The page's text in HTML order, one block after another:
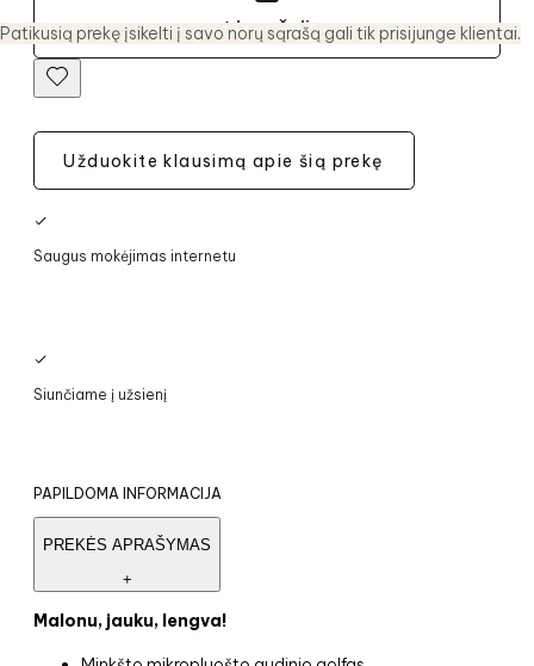
Patikusią prekę įsikelti į savo norų sąrašą gali tik prisijunge klientai.
Į krepšelį
Užduokite klausimą apie šią prekę
Saugus mokėjimas internetu
Siunčiame į užsienį
PAPILDOMA INFORMACIJA
PREKĖS APRAŠYMAS
+
Malonu, jauku, lengva!